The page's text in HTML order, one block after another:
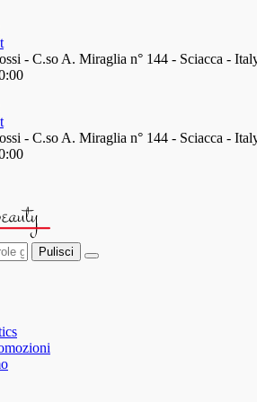
- C.so A. Miraglia n° 144 - Sciacca -
- C.so A. Miraglia n° 144 - Sciacca -
Pulisci